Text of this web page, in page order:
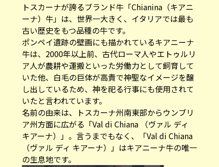
トスカーナが誇るブランド牛「Chianina（キアニ
ーナ）牛」は、世界一大きく、イタリアでは最も
古い歴史をもつ品種の牛です。
ポンペイ遺跡の壁画にも描かれているキアニーナ
牛は、2000年以上前、古代ローマ人やエトゥルリ
ア人が農耕や運搬といった労働力として飼育して
いた他、白毛の巨体が高貴で神聖なイメージを醸
し出しているため、神を祀る行事にも使用されて
いたと言われています。
名前の由来は、トスカーナ州南東部からウンブリ
ア州方面に広がる「Val di Chiana （ヴァル ディ
キアーナ）」。言うまでもなく、「Val di Chiana
（ヴァル ディ キアーナ）」はキアニーナ牛の唯一
の生息地です。